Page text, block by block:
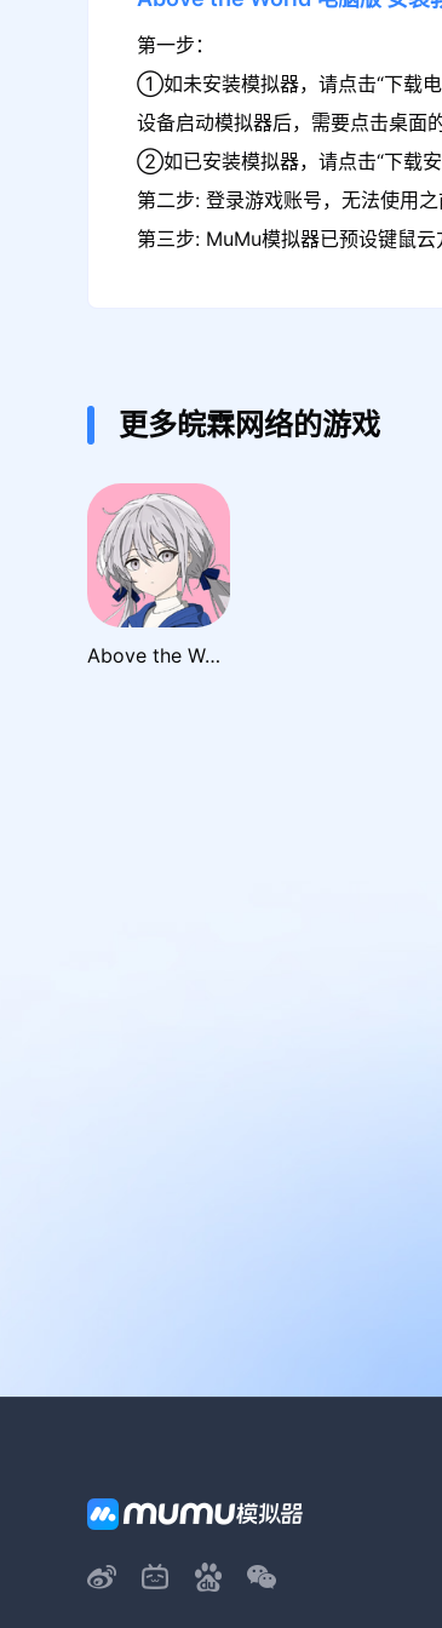
第一步：
①如未安装模拟器，请点击“下载
设备启动模拟器后，需要点击桌面
②如已安装模拟器，请点击“下载
第二步: 登录游戏账号，无法使用
第三步: MuMu模拟器已预设键鼠
更多皖霖网络的游戏
Above the World